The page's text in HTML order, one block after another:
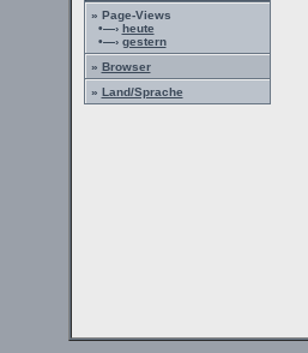
» Page-Views
•—› heute
•—› gestern
» Browser
» Land/Sprache